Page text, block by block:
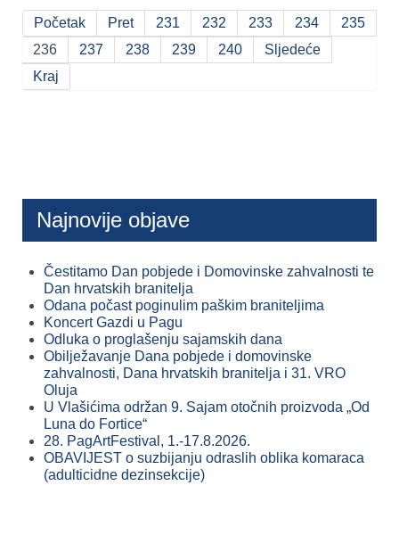
Početak Pret 231 232 233 234
235
236
237 238 239 240
Sljedeće
Kraj
Najnovije objave
Čestitamo Dan pobjede i Domovinske zahvalnosti te
Dan hrvatskih branitelja
Odana počast poginulim paškim braniteljima
Koncert Gazdi u Pagu
Odluka o proglašenju sajamskih dana
Obilježavanje Dana pobjede i domovinske
zahvalnosti, Dana hrvatskih branitelja i 31. VRO
Oluja
U Vlašićima održan 9. Sajam otočnih proizvoda „Od
Luna do Fortice“
28. PagArtFestival, 1.-17.8.2026.
OBAVIJEST o suzbijanju odraslih oblika komaraca
(adulticidne dezinsekcije)